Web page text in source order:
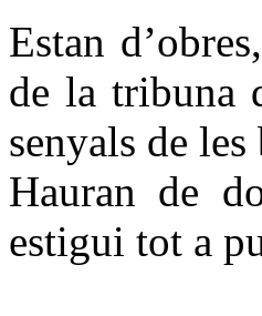
Estan
de la tribuna
senyals de
Hauran de
estigui tot a